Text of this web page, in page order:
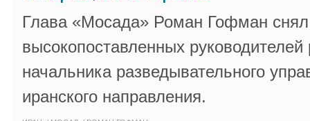
Глава «Мосада» Роман Гофман снял
высокопоставленных
начальника разведывательного
иранского направления.